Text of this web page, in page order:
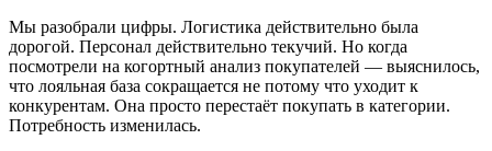
Мы разобрали цифры. Логистика действительно была
дорогой. Персонал действительно текучий. Но когда
посмотрели на когортный анализ покупателей — выяснилось,
что лояльная база сокращается не потому что уходит к
конкурентам. Она просто перестаёт покупать в категории.
Потребность изменилась.